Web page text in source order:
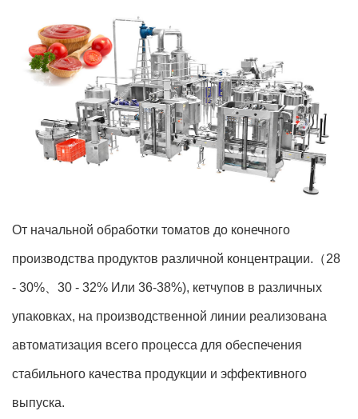
От начальной обработки томатов до конечного
производства продуктов различной концентрации.（28
- 30%、30 - 32% Или 36-38%), кетчупов в различных
упаковках, на производственной линии реализована
автоматизация всего процесса для обеспечения
стабильного качества продукции и эффективного
выпуска.